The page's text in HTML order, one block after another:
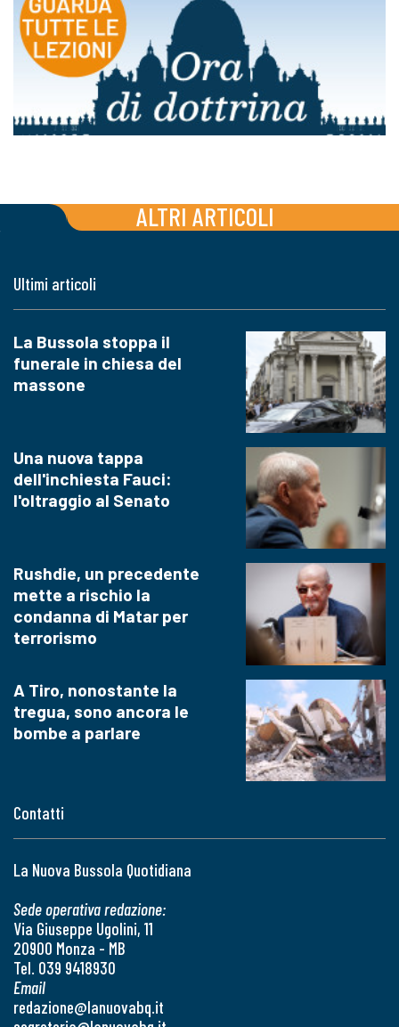
ALTRI ARTICOLI
Contatti
La Nuova Bussola Quotidiana
Sede operativa redazione:
Via Giuseppe Ugolini, 11
20900 Monza - MB
Tel. 039 9418930
Email
redazione@lanuovabq.it
Ultimi articoli
La Bussola stoppa il
funerale in chiesa del
massone
Una nuova tappa
dell'inchiesta Fauci:
l'oltraggio al Senato
Rushdie, un precedente
mette a rischio la
condanna di Matar per
terrorismo
A Tiro, nonostante la
tregua, sono ancora le
bombe a parlare